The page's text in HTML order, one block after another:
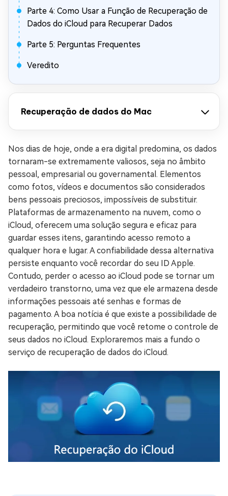
Parte 4: Como Usar a Função de Recuperação de
Dados do iCloud para Recuperar Dados
Parte 5: Perguntas Frequentes
Veredito
Recuperação de dados do Mac
Nos dias de hoje, onde a era digital predomina, os dados
tornaram-se extremamente valiosos, seja no âmbito
pessoal, empresarial ou governamental. Elementos
como fotos, vídeos e documentos são considerados
bens pessoais preciosos, impossíveis de substituir.
Plataformas de armazenamento na nuvem, como o
iCloud, oferecem uma solução segura e eficaz para
guardar esses itens, garantindo acesso remoto a
qualquer hora e lugar. A confiabilidade dessa alternativa
persiste enquanto você recordar do seu ID Apple.
Contudo, perder o acesso ao iCloud pode se tornar um
verdadeiro transtorno, uma vez que ele armazena desde
informações pessoais até senhas e formas de
pagamento. A boa notícia é que existe a possibilidade de
recuperação, permitindo que você retome o controle de
seus dados no iCloud. Exploraremos mais a fundo o
serviço de recuperação de dados do iCloud.